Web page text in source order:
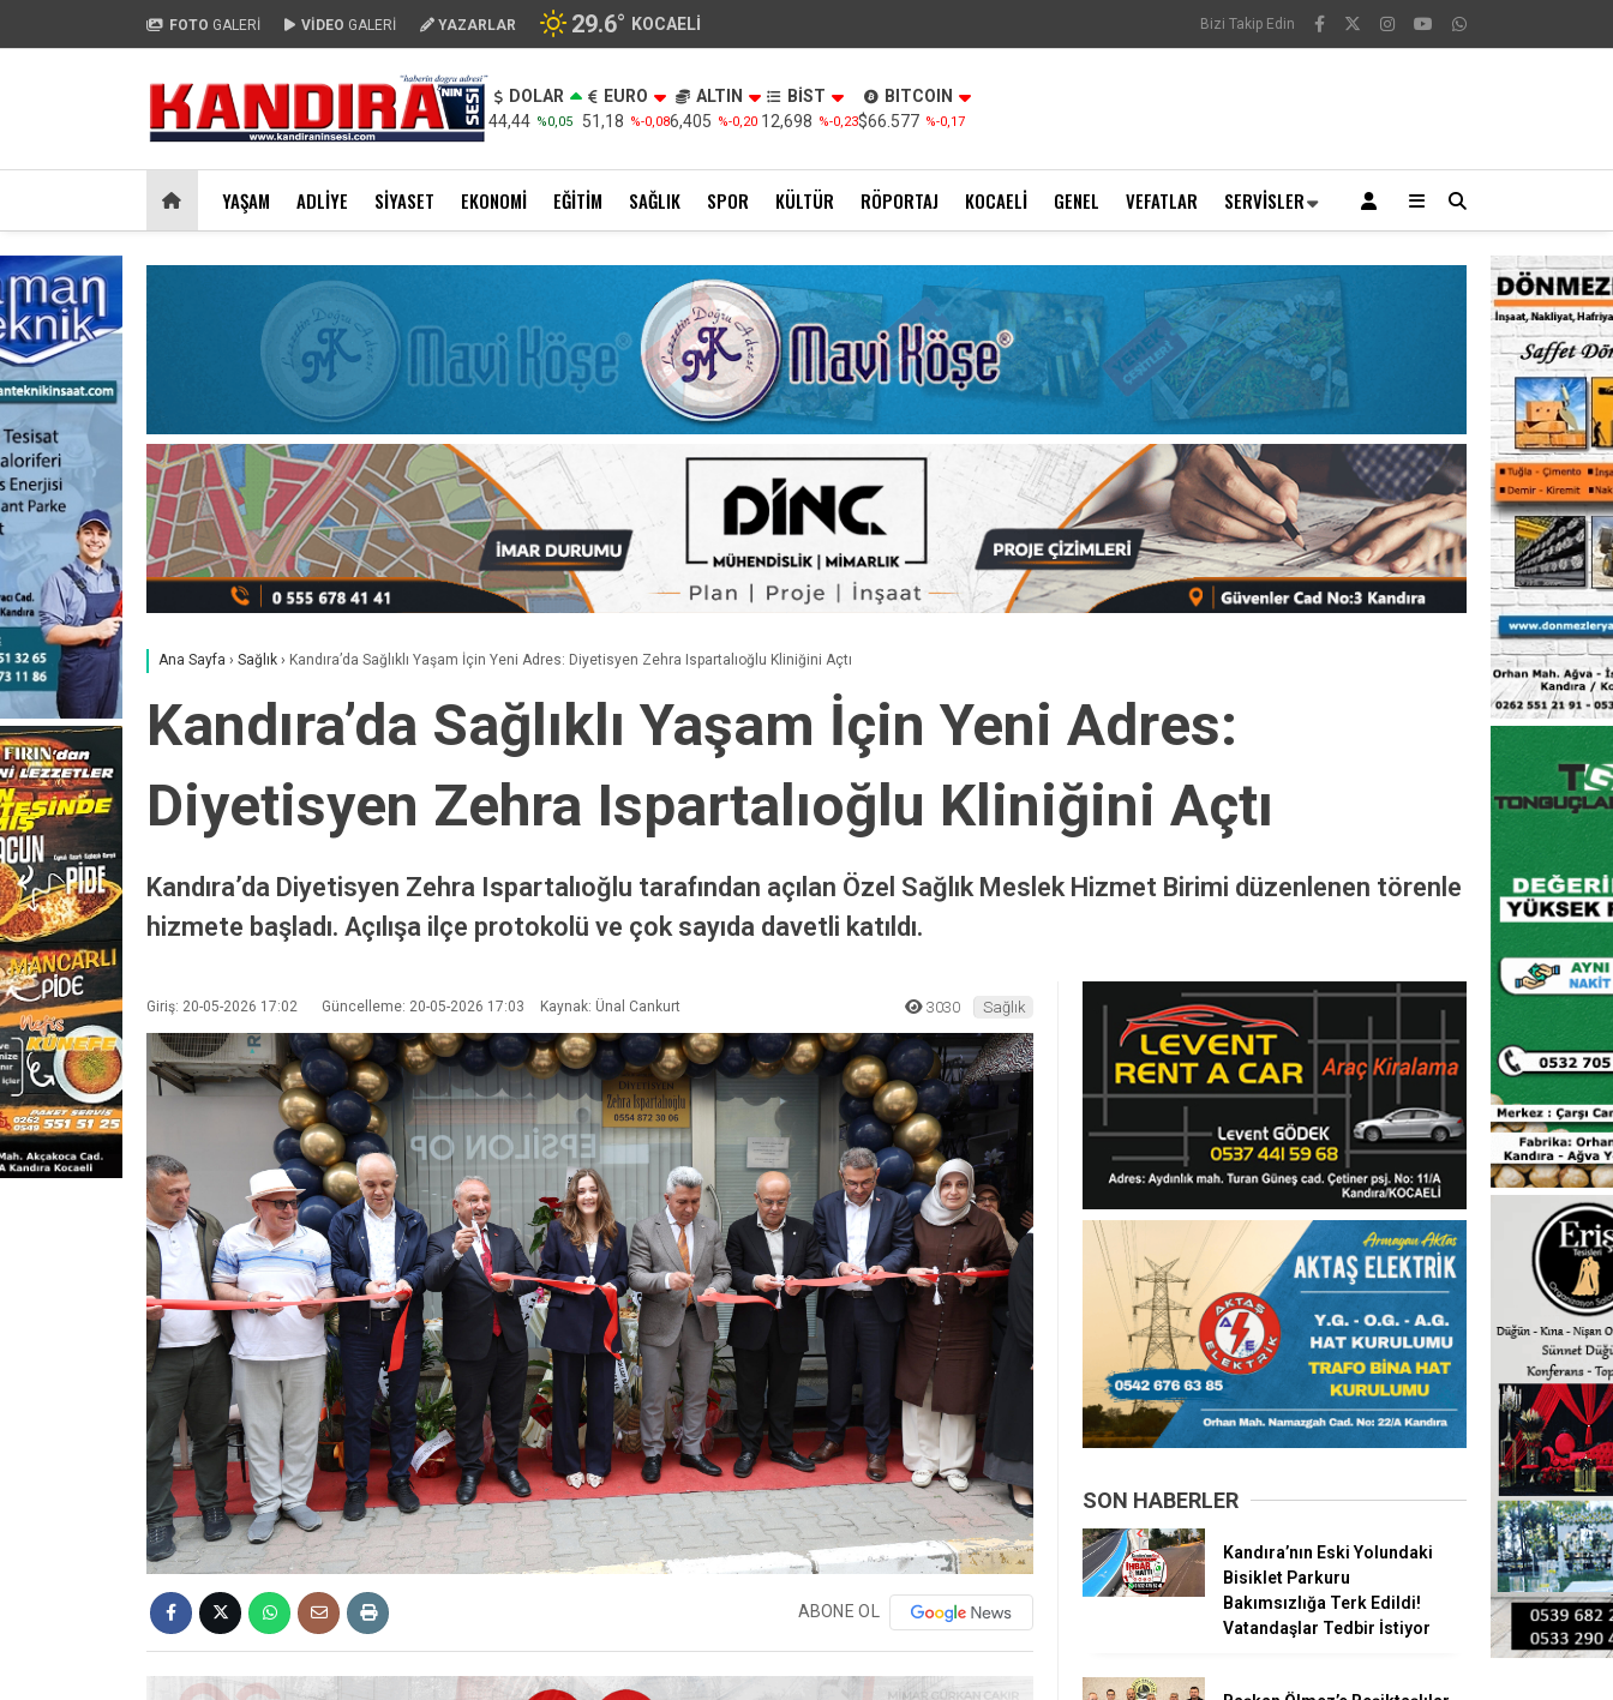
FOTO GALERİ VİDEO GALERİ YAZARLAR 29.6° KOCAELI Bizi Takip Edin
DOLAR
44,44 %0,05
EURO
51,18 %-0,08
ALTIN
6,405 %-0,20
BİST
12,698 %-0,23
BITCOIN
$66.577 %-0,17
YAŞAM ADLIYE SIYASET EKONOMI EĞITIM SAĞLIK SPOR KÜLTÜR RÖPORTAJ KOCAELI GENEL VEFATLAR SERVISLER
Ana Sayfa › Sağlık › Kandıra’da Sağlıklı Yaşam İçin Yeni Adres: Diyetisyen Zehra Ispartalıoğlu Kliniğini Açtı
Kandıra’da Sağlıklı Yaşam İçin Yeni Adres:
Diyetisyen Zehra Ispartalıoğlu Kliniğini Açtı
Kandıra’da Diyetisyen Zehra Ispartalıoğlu tarafından açılan Özel Sağlık Meslek Hizmet Birimi düzenlenen törenle
hizmete başladı. Açılışa ilçe protokolü ve çok sayıda davetli katıldı.
Giriş: 20-05-2026 17:02 Güncelleme: 20-05-2026 17:03 Kaynak: Ünal Cankurt 3030 Sağlık
ABONE OL
SON HABERLER
Kandıra’nın Eski Yolundaki
Bisiklet Parkuru
Bakımsızlığa Terk Edildi!
Vatandaşlar Tedbir İstiyor